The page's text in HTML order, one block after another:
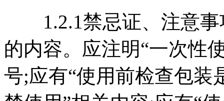
1.2.1禁忌证、注意事
的内容。应注明“一次性
号;应有“使用前检查包装